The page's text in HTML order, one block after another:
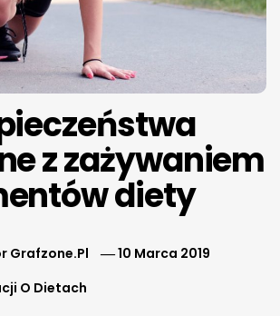
z zażywaniem
diety
Grafzone.pl
10 Marca 2019
O Dietach